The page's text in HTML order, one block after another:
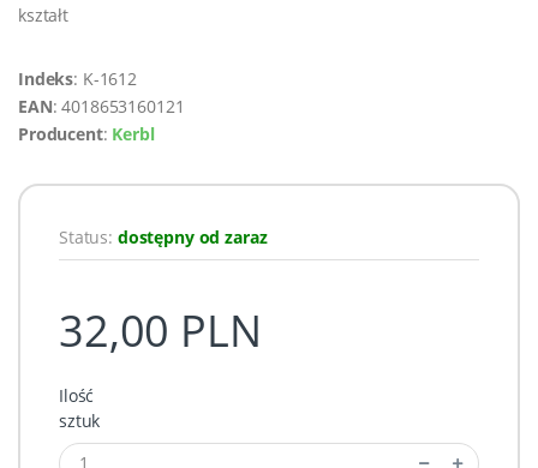
kształt
Indeks: K-1612
EAN: 4018653160121
Producent: Kerbl
Status: dostępny od zaraz
32,00 PLN
Ilość
sztuk